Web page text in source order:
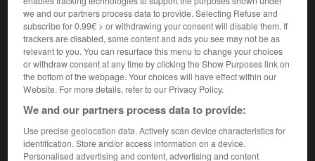
Accueil>Encyclopédie [litterature]>William Somerset Maugham
William SomersetMaugham
mondial des littératures ».
Écrivain anglais (Paris 1874 – Saint-Jean-Cap-Ferrat 1965).
we and our partners process data to provide. Selecting Refuse and
subscribe for 0.99€ > or withdrawing your consent will disable them. If
trackers are disabled, some content and ads you see may not be as
relevant to you. You can resurface this menu to change your choices
or withdraw consent at any time by clicking the Show Purposes link on
the bottom of the webpage. Your choices will have effect within our
Website. For more details, refer to our Privacy Policy.
We and our partners process data to provide:
Use precise geolocation data. Actively scan device characteristics for
identification. Store and/or access information on a device.
Personalised advertising and content, advertising and content